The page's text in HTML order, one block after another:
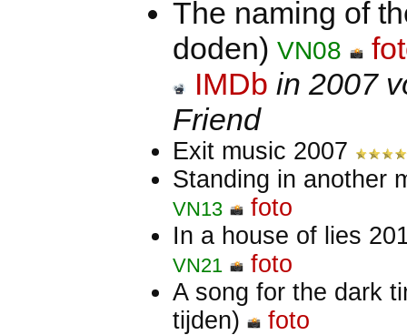
The naming of
doden) VN08
IMDb in 2007
Friend
Exit music 2007
Standing in another
VN13
foto
In a house of lies
VN21
foto
A song for the dark
tijden)
foto